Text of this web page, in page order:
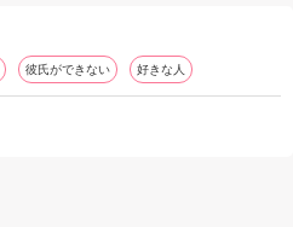
彼氏ができない 好きな人